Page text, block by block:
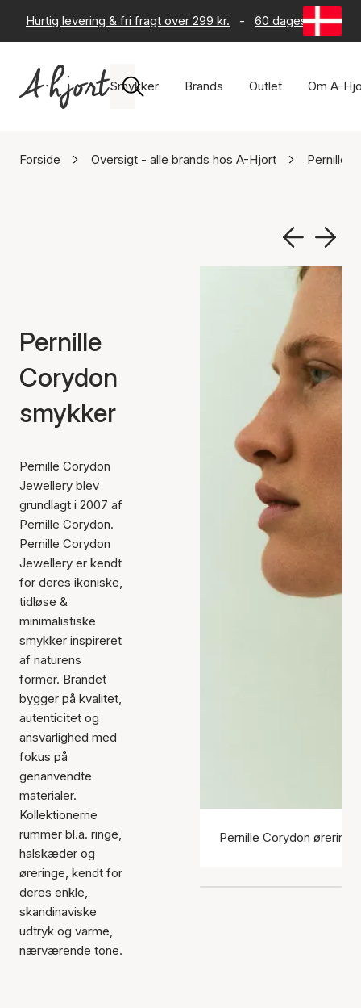
Hurtig levering & fri fragt over 299 kr. - 60 dages returret
Smykker Brands Outlet Om A-
Forside Oversigt - alle brands hos A-Hjort Pernille
Pernille
Corydon
smykker
Pernille Corydon
Jewellery blev
grundlagt i 2007 af
Pernille Corydon.
Pernille Corydon
Jewellery er kendt
for deres ikoniske,
tidløse &
minimalistiske
smykker inspireret
af naturens
former. Brandet
bygger på kvalitet,
autenticitet og
ansvarlighed med
fokus på
genanvendte
materialer.
Kollektionerne
rummer bl.a. ringe,
halskæder og
øreringe, kendt for
deres enkle,
skandinaviske
udtryk og varme,
nærværende tone.
Pernille Corydon øreringe